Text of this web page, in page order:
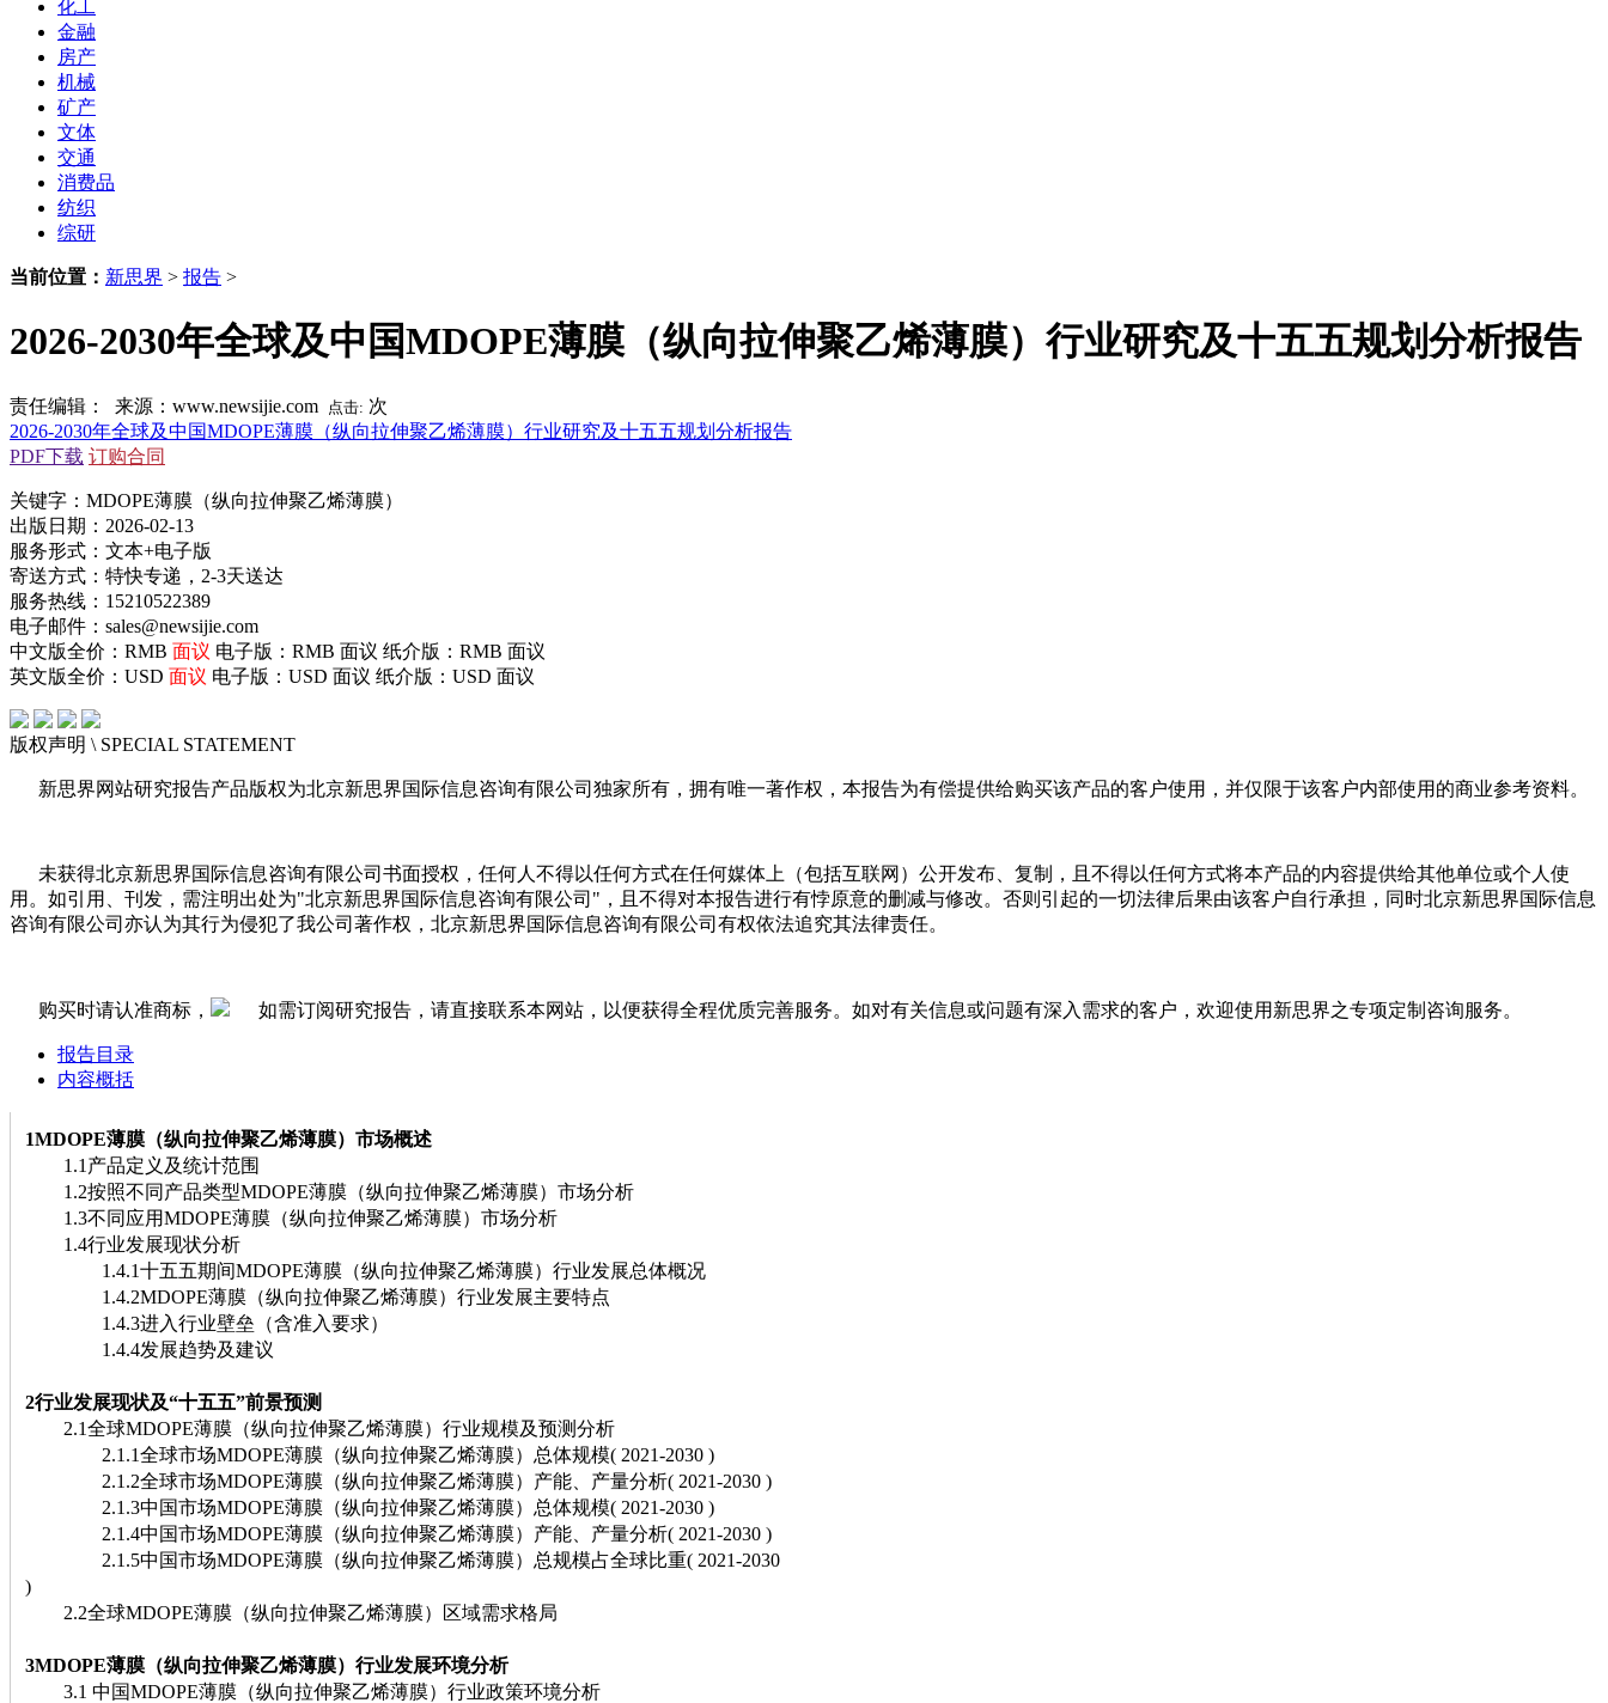
化工
金融
房产
机械
矿产
文体
交通
消费品
纺织
综研
当前位置： 新思界 > 报告 >
2026-2030年全球及中国MDOPE薄膜（纵向拉伸聚乙烯薄膜）行业研究及十五五规划分析报告
责任编辑： 来源：www.newsijie.com 点击: 次
2026-2030年全球及中国MDOPE薄膜（纵向拉伸聚乙烯薄膜）行业研究及十五五规划分析报告
PDF下载 订购合同
关键字：MDOPE薄膜（纵向拉伸聚乙烯薄膜）
出版日期：2026-02-13
服务形式：文本+电子版
寄送方式：特快专递，2-3天送达
服务热线：15210522389
电子邮件：sales@newsijie.com
中文版全价：RMB 面议 电子版：RMB 面议 纸介版：RMB 面议
英文版全价：USD 面议 电子版：USD 面议 纸介版：USD 面议
版权声明 \ SPECIAL STATEMENT
新思界网站研究报告产品版权为北京新思界国际信息咨询有限公司独家所有，拥有唯一著作权，本报告为有偿提供给购买该产品的客户使用，并仅限于该客户内部使用的商业参考资料。
未获得北京新思界国际信息咨询有限公司书面授权，任何人不得以任何方式在任何媒体上（包括互联网）公开发布、复制，且不得以任何方式将本产品的内容提供给其他单位或个人使
用。如引用、刊发，需注明出处为"北京新思界国际信息咨询有限公司"，且不得对本报告进行有悖原意的删减与修改。否则引起的一切法律后果由该客户自行承担，同时北京新思界国际信息
咨询有限公司亦认为其行为侵犯了我公司著作权，北京新思界国际信息咨询有限公司有权依法追究其法律责任。
购买时请认准商标， 如需订阅研究报告，请直接联系本网站，以便获得全程优质完善服务。如对有关信息或问题有深入需求的客户，欢迎使用新思界之专项定制咨询服务。
报告目录
内容概括
1MDOPE薄膜（纵向拉伸聚乙烯薄膜）市场概述
1.1产品定义及统计范围
1.2按照不同产品类型MDOPE薄膜（纵向拉伸聚乙烯薄膜）市场分析
1.3不同应用MDOPE薄膜（纵向拉伸聚乙烯薄膜）市场分析
1.4行业发展现状分析
1.4.1十五五期间MDOPE薄膜（纵向拉伸聚乙烯薄膜）行业发展总体概况
1.4.2MDOPE薄膜（纵向拉伸聚乙烯薄膜）行业发展主要特点
1.4.3进入行业壁垒（含准入要求）
1.4.4发展趋势及建议
2行业发展现状及“十五五”前景预测
2.1全球MDOPE薄膜（纵向拉伸聚乙烯薄膜）行业规模及预测分析
2.1.1全球市场MDOPE薄膜（纵向拉伸聚乙烯薄膜）总体规模( 2021-2030 )
2.1.2全球市场MDOPE薄膜（纵向拉伸聚乙烯薄膜）产能、产量分析( 2021-2030 )
2.1.3中国市场MDOPE薄膜（纵向拉伸聚乙烯薄膜）总体规模( 2021-2030 )
2.1.4中国市场MDOPE薄膜（纵向拉伸聚乙烯薄膜）产能、产量分析( 2021-2030 )
2.1.5中国市场MDOPE薄膜（纵向拉伸聚乙烯薄膜）总规模占全球比重( 2021-2030
)
2.2全球MDOPE薄膜（纵向拉伸聚乙烯薄膜）区域需求格局
3MDOPE薄膜（纵向拉伸聚乙烯薄膜）行业发展环境分析
3.1 中国MDOPE薄膜（纵向拉伸聚乙烯薄膜）行业政策环境分析